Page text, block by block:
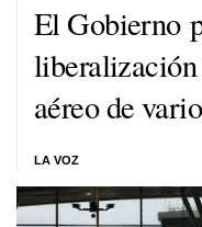
El Gobierno
aéreo de
LA VOZ